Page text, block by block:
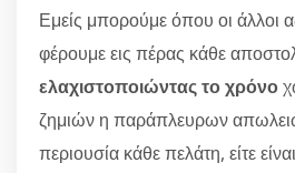
Εμείς μπορούμε όπου οι άλλοι
φέρουμε εις πέρας κάθε
ελαχιστοποιώντας το χρόνο
ζημιών η παράπλευρων
περιουσία κάθε πελάτη, είτε